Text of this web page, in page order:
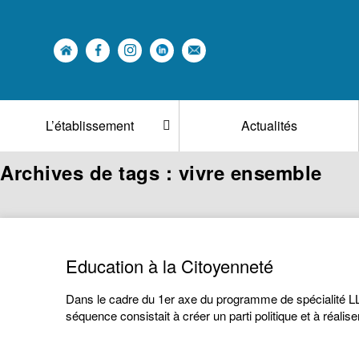
L’établissement Actualités
Archives de tags : vivre ensemble
Education à la Citoyenneté
Dans le cadre du 1er axe du programme de spécialité
séquence consistait à créer un parti politique et à